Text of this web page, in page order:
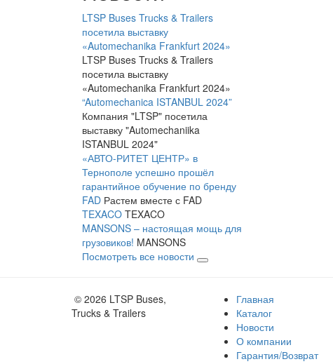
LTSP Buses Trucks & Trailers
посетила выставку
«Automechanika Frankfurt 2024»
LTSP Buses Trucks & Trailers
посетила выставку
«Automechanika Frankfurt 2024»
“Automechanica ISTANBUL 2024”
Компания "LTSP" посетила
выставку "Automechaniika
ISTANBUL 2024"
«АВТО-РИТЕТ ЦЕНТР» в
Тернополе успешно прошёл
гарантийное обучение по бренду
FAD Растем вместе с FAD
TEXACO TEXACO
MANSONS – настоящая мощь для
грузовиков! MANSONS
Посмотреть все новости
© 2026 LTSP Buses,
Trucks & Trailers
Главная
Каталог
Новости
О компании
Гарантия/Возврат